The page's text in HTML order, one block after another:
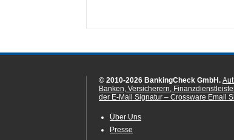
© 2010-2026 BankingCheck GmbH.
Banken, Versicherern,
der E-Mail Signatur – Crossware Email
Über Uns
Presse